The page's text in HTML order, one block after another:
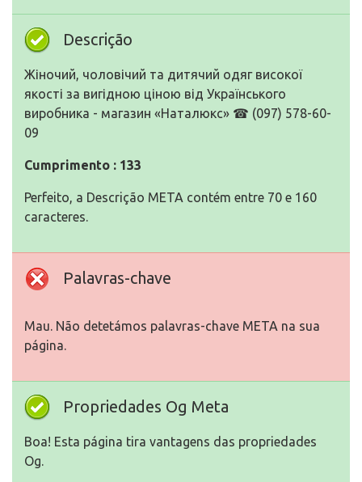
Descrição
Жіночий, чоловічий та дитячий одяг високої
якості за вигідною ціною від Українського
виробника - магазин «Наталюкс» ☎ (097) 578-60-
09
Cumprimento : 133
Perfeito, a Descrição META contém entre 70 e 160
caracteres.
Palavras-chave
Mau. Não detetámos palavras-chave META na sua
página.
Propriedades Og Meta
Boa! Esta página tira vantagens das propriedades
Og.